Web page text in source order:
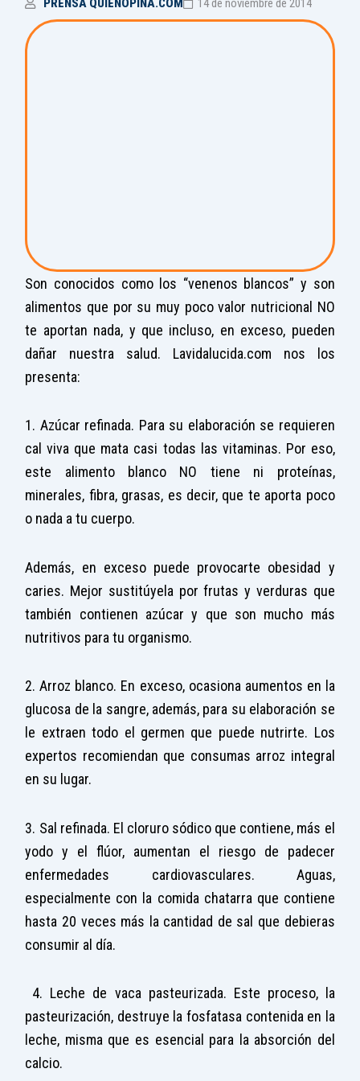
Son conocidos como los “venenos blancos” y son
alimentos que por su muy poco valor nutricional NO
te aportan nada, y que incluso, en exceso, pueden
dañar nuestra salud. Lavidalucida.com nos los
presenta:
1. Azúcar refinada. Para su elaboración se requieren
cal viva que mata casi todas las vitaminas. Por eso,
este alimento blanco NO tiene ni proteínas,
minerales, fibra, grasas, es decir, que te aporta poco
o nada a tu cuerpo.
Además, en exceso puede provocarte obesidad y
caries. Mejor sustitúyela por frutas y verduras que
también contienen azúcar y que son mucho más
nutritivos para tu organismo.
2. Arroz blanco. En exceso, ocasiona aumentos en la
glucosa de la sangre, además, para su elaboración se
le extraen todo el germen que puede nutrirte. Los
expertos recomiendan que consumas arroz integral
en su lugar.
3. Sal refinada. El cloruro sódico que contiene, más el
yodo y el flúor, aumentan el riesgo de padecer
enfermedades cardiovasculares. Aguas,
especialmente con la comida chatarra que contiene
hasta 20 veces más la cantidad de sal que debieras
consumir al día.
4. Leche de vaca pasteurizada. Este proceso, la
pasteurización, destruye la fosfatasa contenida en la
leche, misma que es esencial para la absorción del
calcio.